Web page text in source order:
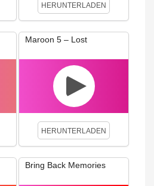
HERUNTERLADEN
Maroon 5 – Lost
HERUNTERLADEN
Bring Back Memories